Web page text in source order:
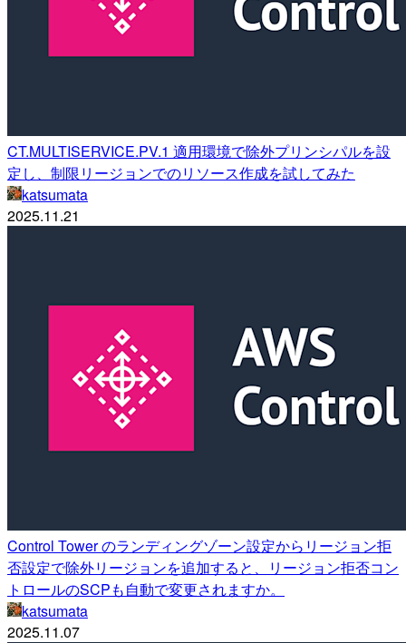
CT.MULTISERVICE.PV.1 適用環境で除外プリンシパルを設
定し、制限リージョンでのリソース作成を試してみた
katsumata
2025.11.21
Control Tower のランディングゾーン設定からリージョン拒
否設定で除外リージョンを追加すると、リージョン拒否コン
トロールのSCPも自動で変更されますか。
katsumata
2025.11.07